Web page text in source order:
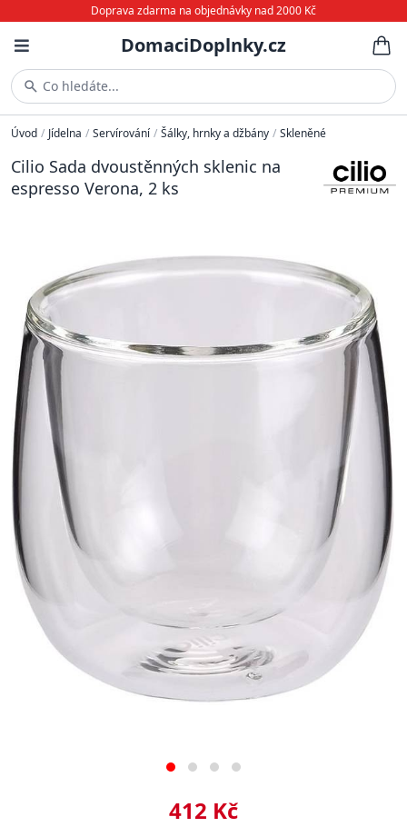
Doprava zdarma na objednávky nad 2000 Kč
DomaciDoplnky.cz
Co hledáte...
Úvod / Jídelna / Servírování / Šálky, hrnky a džbány / Skleněné
Cilio Sada dvoustěnných sklenic na
espresso Verona, 2 ks
412 Kč